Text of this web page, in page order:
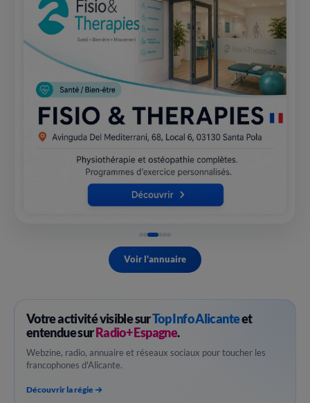
Voir l'annuaire
Votre activité visible surTop Info Alicanteet
entendue surRadio+ Espagne.
Webzine, radio, annuaire et réseaux sociaux pour toucher les
francophones d'Alicante.
Découvrir la régie